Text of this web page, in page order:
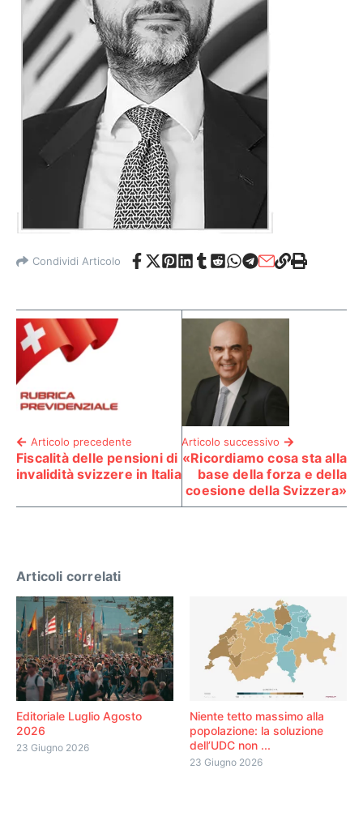
Condividi Articolo
Articolo precedente
Fiscalità delle pensioni di
invalidità svizzere in Italia
Articolo successivo
«Ricordiamo cosa sta alla
base della forza e della
coesione della Svizzera»
Articoli correlati
Editoriale Luglio Agosto
2026
23 Giugno 2026
Niente tetto massimo alla
popolazione: la soluzione
dell’UDC non ...
23 Giugno 2026